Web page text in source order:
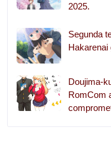
2025.
Segunda
Hakarenai
Doujima-
RomCom